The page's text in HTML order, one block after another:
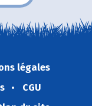
légales
CGU